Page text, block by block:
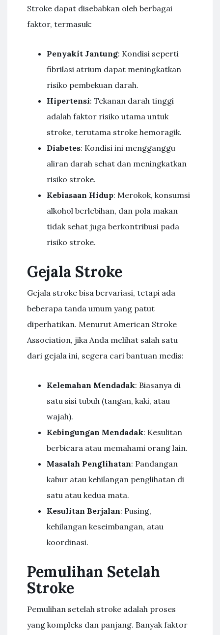
Stroke dapat disebabkan oleh berbagai
faktor, termasuk:
Penyakit Jantung: Kondisi seperti
fibrilasi atrium dapat meningkatkan
risiko pembekuan darah.
Hipertensi: Tekanan darah tinggi
adalah faktor risiko utama untuk
stroke, terutama stroke hemoragik.
Diabetes: Kondisi ini mengganggu
aliran darah sehat dan meningkatkan
risiko stroke.
Kebiasaan Hidup: Merokok, konsumsi
alkohol berlebihan, dan pola makan
tidak sehat juga berkontribusi pada
risiko stroke.
Gejala Stroke
Gejala stroke bisa bervariasi, tetapi ada
beberapa tanda umum yang patut
diperhatikan. Menurut American Stroke
Association, jika Anda melihat salah satu
dari gejala ini, segera cari bantuan medis:
Kelemahan Mendadak: Biasanya di
satu sisi tubuh (tangan, kaki, atau
wajah).
Kebingungan Mendadak: Kesulitan
berbicara atau memahami orang lain.
Masalah Penglihatan: Pandangan
kabur atau kehilangan penglihatan di
satu atau kedua mata.
Kesulitan Berjalan: Pusing,
kehilangan keseimbangan, atau
koordinasi.
Pemulihan Setelah
Stroke
Pemulihan setelah stroke adalah proses
yang kompleks dan panjang. Banyak faktor